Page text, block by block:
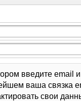
введите email
ваша связка
свои